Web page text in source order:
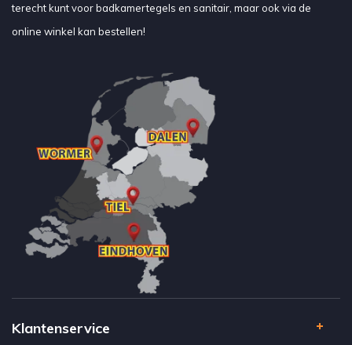
terecht kunt voor badkamertegels en sanitair, maar ook via de
online winkel kan bestellen!
Klantenservice